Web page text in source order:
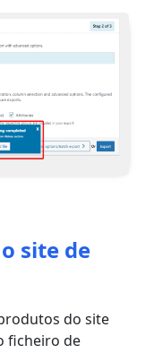
site de
do site
ficheiro de